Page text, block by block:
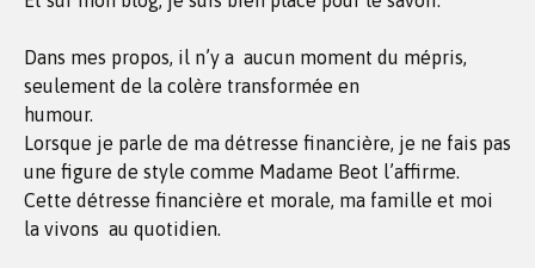
Dans mes propos, il n’y a aucun moment du mépris,
seulement de la colère transformée en
humour.
Lorsque je parle de ma détresse financière, je ne fais pas
une figure de style comme Madame Beot l’affirme.
Cette détresse financière et morale, ma famille et moi
la vivons au quotidien.